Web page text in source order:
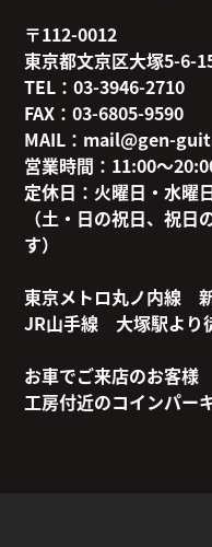
〒112-0012
東京都文京区大塚5-6-
TEL：03-3946-2710
FAX：03-6805-9590
MAIL：mail@gen-
営業時間：11:00〜
定休日：火曜日・水曜
（土・日の祝日、祝
す）
東京メトロ丸ノ内線
JR山手線 大塚駅より
お車でご来店のお客様
工房付近のコインパー